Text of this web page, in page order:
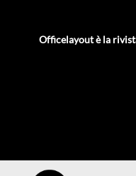
Officelayout è la